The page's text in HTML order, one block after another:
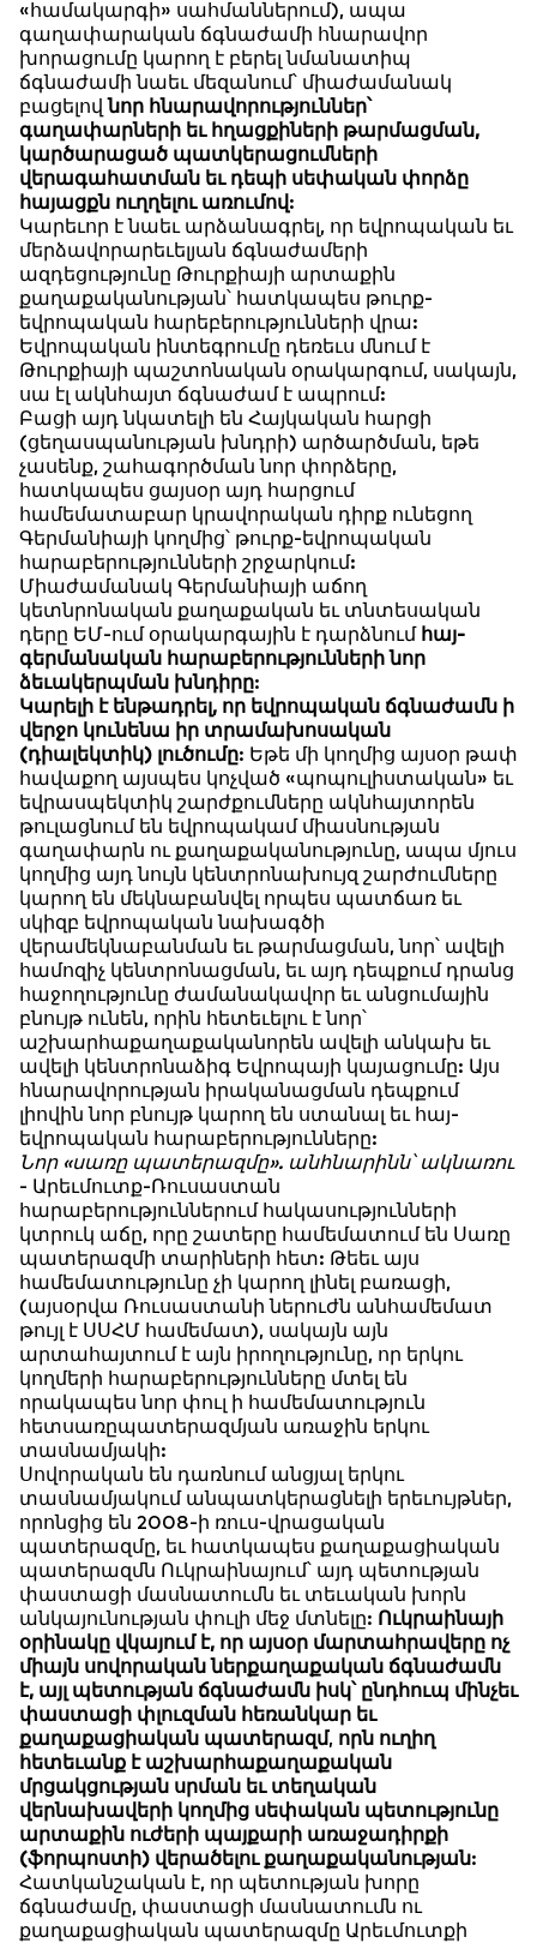
«համակարգի» սահմաններում), ապա
գաղափարական ճգնաժամի հնարավոր
խորացումը կարող է բերել նմանատիպ
ճգնաժամի նաեւ մեզանում՝ միաժամանակ
բացելով նոր հնարավորություններ՝
գաղափարների եւ հղացքիների թարմացման,
կարծարացած պատկերացումների
վերագահատման եւ դեպի սեփական փորձը
հայացքն ուղղելու առումով:
Կարեւոր է նաեւ արձանագրել, որ եվրոպական եւ
մերձավորարեւելյան ճգնաժամերի
ազդեցությունը Թուրքիայի արտաքին
քաղաքականության՝ հատկապես թուրք-
եվրոպական հարեբերությունների վրա:
Եվրոպական ինտեգրումը դեռեւս մնում է
Թուրքիայի պաշտոնական օրակարգում, սակայն,
սա էլ ակնհայտ ճգնաժամ է ապրում:
Բացի այդ նկատելի են Հայկական հարցի
(ցեղասպանության խնդրի) արծարծման, եթե
չասենք, շահագործման նոր փորձերը,
հատկապես ցայսօր այդ հարցում
համեմատաբար կրավորական դիրք ունեցող
Գերմանիայի կողմից՝ թուրք-եվրոպական
հարաբերությունների շրջարկում:
Միաժամանակ Գերմանիայի աճող
կետնրոնական քաղաքական եւ տնտեսական
դերը ԵՄ-ում օրակարգային է դարձնում հայ-
գերմանական հարաբերությունների նոր
ձեւակերպման խնդիրը:
Կարելի է ենթադրել, որ եվրոպական ճգնաժամն ի
վերջո կունենա իր տրամախոսական
(դիալեկտիկ) լուծումը: Եթե մի կողմից այսօր թափ
հավաքող այսպես կոչված «պոպուլիստական» եւ
եվրասպեկտիկ շարժքումները ակնհայտորեն
թուլացնում են եվրոպակամ միասնության
գաղափարն ու քաղաքականությունը, ապա մյուս
կողմից այդ նույն կենտրոնախույզ շարժումները
կարող են մեկնաբանվել որպես պատճառ եւ
սկիզբ եվրոպական նախագծի
վերամեկնաբանման եւ թարմացման, նոր՝ ավելի
համոզիչ կենտրոնացման, եւ այդ դեպքում դրանց
հաջողությունը ժամանակավոր եւ անցումային
բնույթ ունեն, որին հետեւելու է նոր՝
աշխարհաքաղաքականորեն ավելի անկախ եւ
ավելի կենտրոնաձիգ Եվրոպայի կայացումը: Այս
հնարավորության իրականացման դեպքում
լիովին նոր բնույթ կարող են ստանալ եւ հայ-
եվրոպական հարաբերությունները:
Նոր «սառը պատերազմը». անհնարինն՝ ակնառու
- Արեւմուտք-Ռուսաստան
հարաբերություններում հակասությունների
կտրուկ աճը, որը շատերը համեմատում են Սառը
պատերազմի տարիների հետ: Թեեւ այս
համեմատությունը չի կարող լինել բառացի,
(այսօրվա Ռուսաստանի ներուժն անհամեմատ
թույլ է ՍՍՀՄ համեմատ), սակայն այն
արտահայտում է այն իրողությունը, որ երկու
կողմերի հարաբերությունները մտել են
որակապես նոր փուլ ի համեմատություն
հետսառըպատերազմյան առաջին երկու
տասնամյակի:
Սովորական են դառնում անցյալ երկու
տասնամյակում անպատկերացնելի երեւույթներ,
որոնցից են 2008-ի ռուս-վրացական
պատերազմը, եւ հատկապես քաղաքացիական
պատերազմն Ուկրաինայում՝ այդ պետության
փաստացի մասնատումն եւ տեւական խորն
անկայունության փուլի մեջ մտնելը: Ուկրաինայի
օրինակը վկայում է, որ այսօր մարտահրավերը ոչ
միայն սովորական ներքաղաքական ճգնաժամն
է, այլ պետության ճգնաժամն իսկ՝ ընդհուպ մինչեւ
փաստացի փլուզման հեռանկար եւ
քաղաքացիական պատերազմ, որն ուղիղ
հետեւանք է աշխարհաքաղաքական
մրցակցության սրման եւ տեղական
վերնախավերի կողմից սեփական պետությունը
արտաքին ուժերի պայքարի առաջադիրքի
(ֆորպոստի) վերածելու քաղաքականության:
Հատկանշական է, որ պետության խորը
ճգնաժամը, փաստացի մասնատումն ու
քաղաքացիական պատերազմը Արեւմուտքի